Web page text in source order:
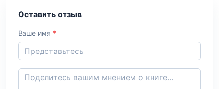
Оставить отзыв
Ваше имя *